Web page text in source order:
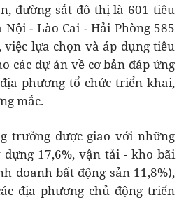
đường sắt đô thị là 601 tiêu
- Lào Cai - Hải Phòng 585
lựa chọn và áp dụng tiêu
các dự án về cơ bản đáp ứng
phương tổ chức triển khai,
mắc.
trưởng được giao với những
17,6%, vận tải - kho bãi
doanh bất động sản 11,8%),
địa phương chủ động triển